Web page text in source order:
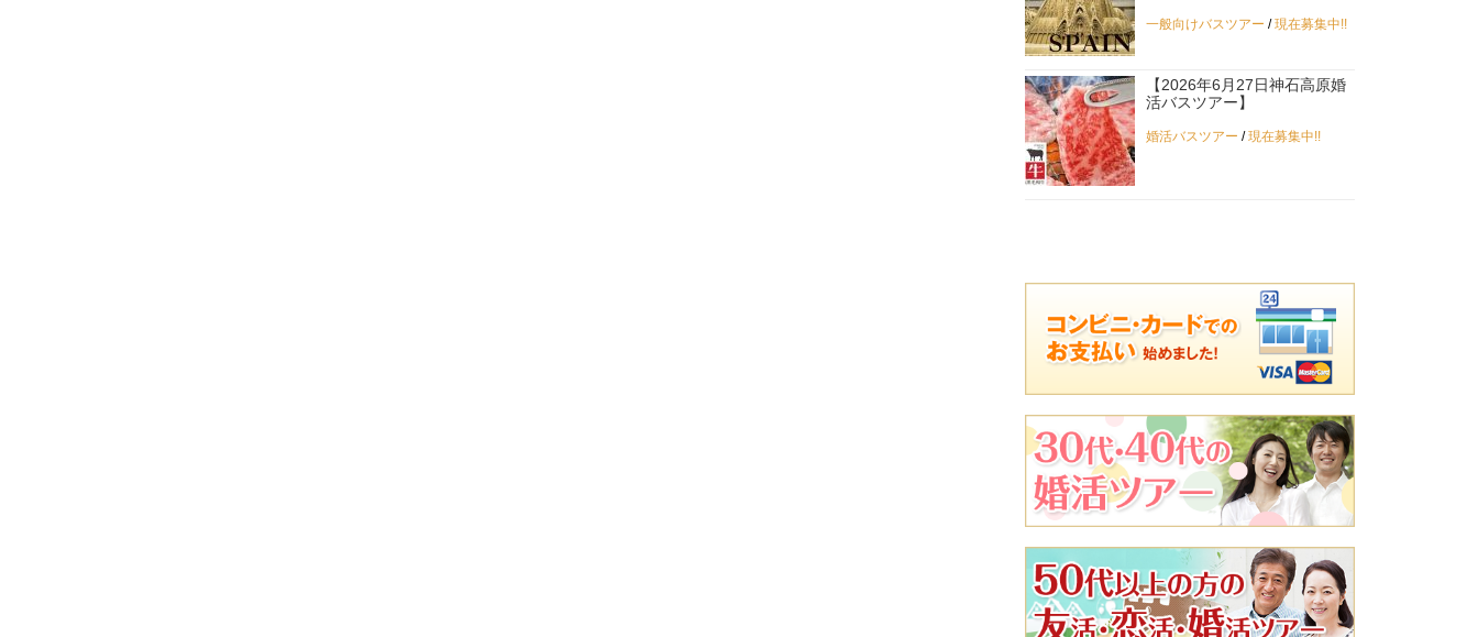
一般向けバスツアー /現在募集中!!
【2026年6月27日神石高原婚
活バスツアー】
婚活バスツアー /現在募集中!!